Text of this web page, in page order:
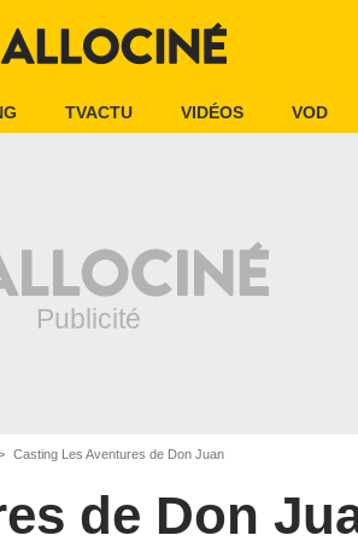
TVACTU VIDÉOS VOD
Casting Les Aventures de Don Juan
de Don